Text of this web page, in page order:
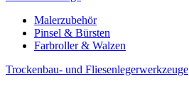
Malerzubehör
Pinsel & Bürsten
Farbroller & Walzen
Trockenbau- und Fliesenlegerwerkzeuge